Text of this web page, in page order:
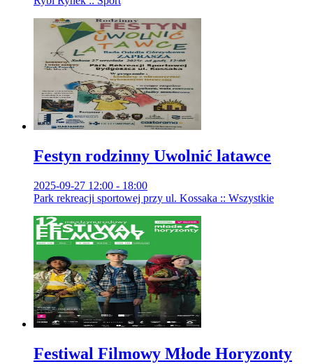
Festyn rodzinny Uwolnić latawce
2025-09-27 12:00 - 18:00
Park rekreacji sportowej przy ul. Kossaka :: Wszystkie
Festiwal Filmowy Młode Horyzonty